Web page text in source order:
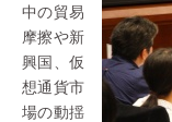
中の貿易
摩擦や新
興国、仮
想通貨市
場の動揺